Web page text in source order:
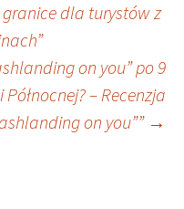
dla turystów z
on you” po 9
– Recenzja
on you”” →